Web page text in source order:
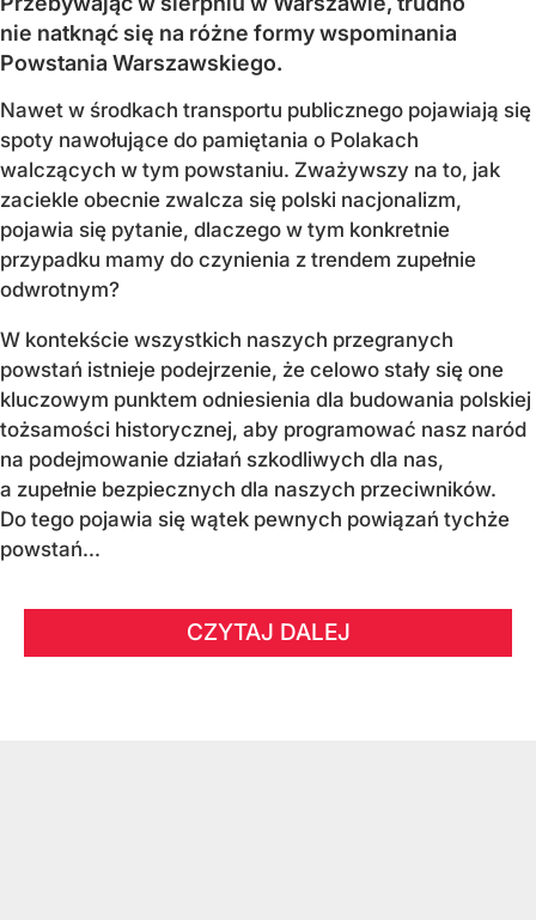
nie natknąć się na różne formy wspominania
Powstania Warszawskiego.
Nawet w środkach transportu publicznego pojawiają się
spoty nawołujące do pamiętania o Polakach
walczących w tym powstaniu. Zważywszy na to, jak
zaciekle obecnie zwalcza się polski nacjonalizm,
pojawia się pytanie, dlaczego w tym konkretnie
przypadku mamy do czynienia z trendem zupełnie
odwrotnym?
W kontekście wszystkich naszych przegranych
powstań istnieje podejrzenie, że celowo stały się one
kluczowym punktem odniesienia dla budowania polskiej
tożsamości historycznej, aby programować nasz naród
na podejmowanie działań szkodliwych dla nas,
a zupełnie bezpiecznych dla naszych przeciwników.
Do tego pojawia się wątek pewnych powiązań tychże
powstań...
CZYTAJ DALEJ